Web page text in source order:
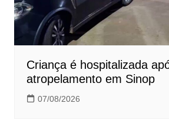
Criança é hospitalizada
atropelamento em Sinop
07/08/2026